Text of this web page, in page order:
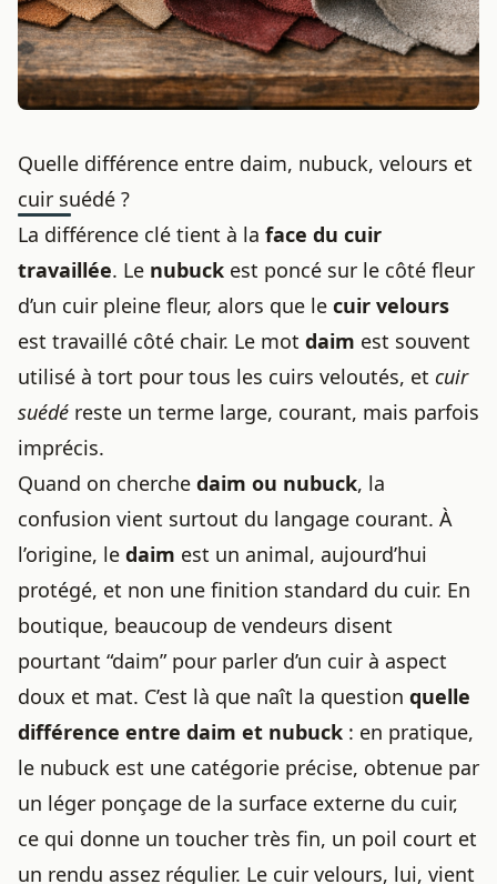
Quelle différence entre daim, nubuck, velours et
cuir suédé ?
La différence clé tient à la face du cuir
travaillée. Le nubuck est poncé sur le côté fleur
d’un cuir pleine fleur, alors que le cuir velours
est travaillé côté chair. Le mot daim est souvent
utilisé à tort pour tous les cuirs veloutés, et cuir
suédé reste un terme large, courant, mais parfois
imprécis.
Quand on cherche daim ou nubuck, la
confusion vient surtout du langage courant. À
l’origine, le daim est un animal, aujourd’hui
protégé, et non une finition standard du cuir. En
boutique, beaucoup de vendeurs disent
pourtant “daim” pour parler d’un cuir à aspect
doux et mat. C’est là que naît la question quelle
différence entre daim et nubuck : en pratique,
le nubuck est une catégorie précise, obtenue par
un léger ponçage de la surface externe du cuir,
ce qui donne un toucher très fin, un poil court et
un rendu assez régulier. Le cuir velours, lui, vient